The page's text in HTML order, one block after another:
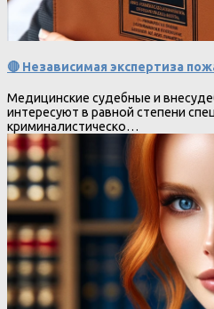
🔴 Независимая экспертиза
Медицинские судебные и
интересуют в равной степени
криминалистическо…